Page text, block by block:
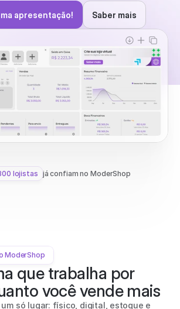
apresentação! Saber mais
lojistas já confiam no ModerShop
ModerShop
que trabalha por
você vende mais
só lugar: físico, digital, estoque e